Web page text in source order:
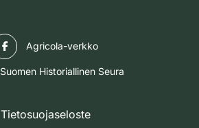
Agricola-verkko
Suomen Historiallinen Seura
Tietosuojaseloste